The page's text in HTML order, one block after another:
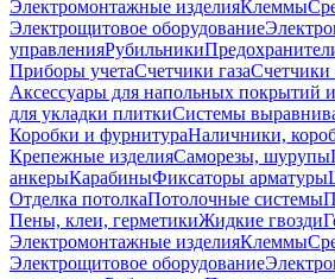
Электромонтажные изделияКлеммы
Электрощитовое оборудование
управленияРубильники
Приборы учетаСчетчики газаСчетчики
Аксессуары для напольных покрытий
для укладки плиткиСистемы
Коробки и фурнитураНаличники,
Крепежные изделияСаморезы, шурупы
анкерыКарабиныФиксаторы арматуры
Отделка потолкаПотолочные системы
Пены, клеи, герметикиЖидкие гвозди
Электромонтажные изделияКлеммы
Электрощитовое оборудование